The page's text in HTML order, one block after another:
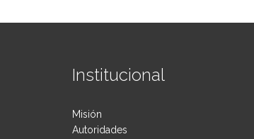
Institucional
Misión
Autoridades